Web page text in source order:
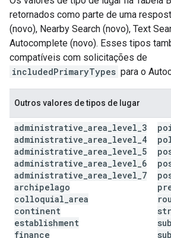
retornados como parte de uma
(novo), Nearby Search (novo), Text
Autocomplete (novo). Esses tipos
compatíveis com solicitações de
includedPrimaryTypes para o
Outros valores de tipos de lugar
administrative area level 3
administrative area level 4
administrative area level 5
administrative area level 6
administrative area level 7
archipelago
colloquial area
continent
establishment
finance